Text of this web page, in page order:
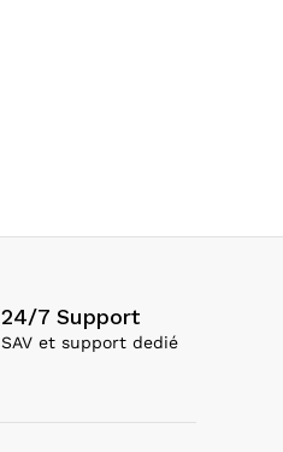
24/7 Support
SAV et support dedié